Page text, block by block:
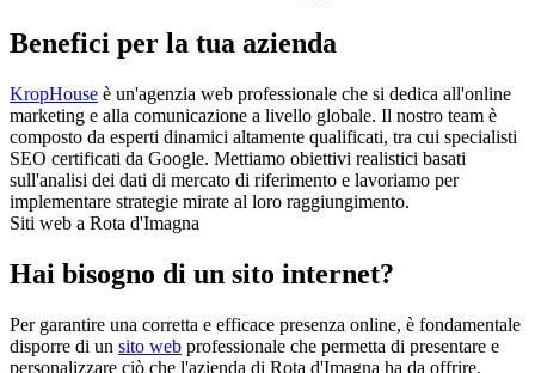
Benefici per la tua azienda
KropHouse è un'agenzia web professionale che si dedica all'online
marketing e alla comunicazione a livello globale. Il nostro team è
composto da esperti dinamici altamente qualificati, tra cui specialisti
SEO certificati da Google. Mettiamo obiettivi realistici basati
sull'analisi dei dati di mercato di riferimento e lavoriamo per
implementare strategie mirate al loro raggiungimento.
Siti web a Rota d'Imagna
Hai bisogno di un sito internet?
Per garantire una corretta e efficace presenza online, è fondamentale
disporre di un sito web professionale che permetta di presentare e
personalizzare ciò che l'azienda di Rota d'Imagna ha da offrire.